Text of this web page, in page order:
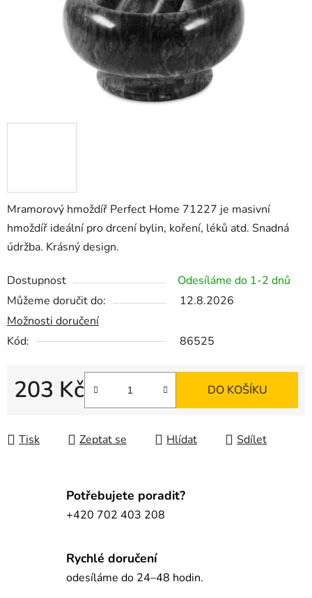
Mramorový hmoždíř Perfect Home 71227 je masivní
hmoždíř ideální pro drcení bylin, koření, léků atd. Snadná
údržba. Krásný design.
Dostupnost
Odesíláme do 1-2 dnů
Můžeme doručit do:
12.8.2026
Možnosti doručení
Kód:
86525
203 Kč DO KOŠÍKU
Tisk Zeptat se Hlídat Sdílet
Potřebujete poradit?
+420 702 403 208
Rychlé doručení
odesíláme do 24–48 hodin.